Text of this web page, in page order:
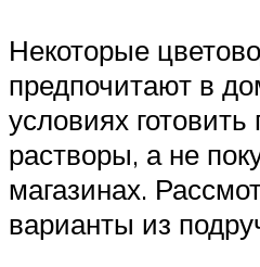
Некоторые
предпочитают в
условиях
растворы, а не
магазинах.
варианты из